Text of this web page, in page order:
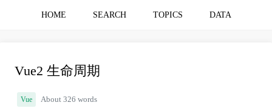
HOME SEARCH TOPICS DATA
Vue2 生命周期
Vue About 326 words